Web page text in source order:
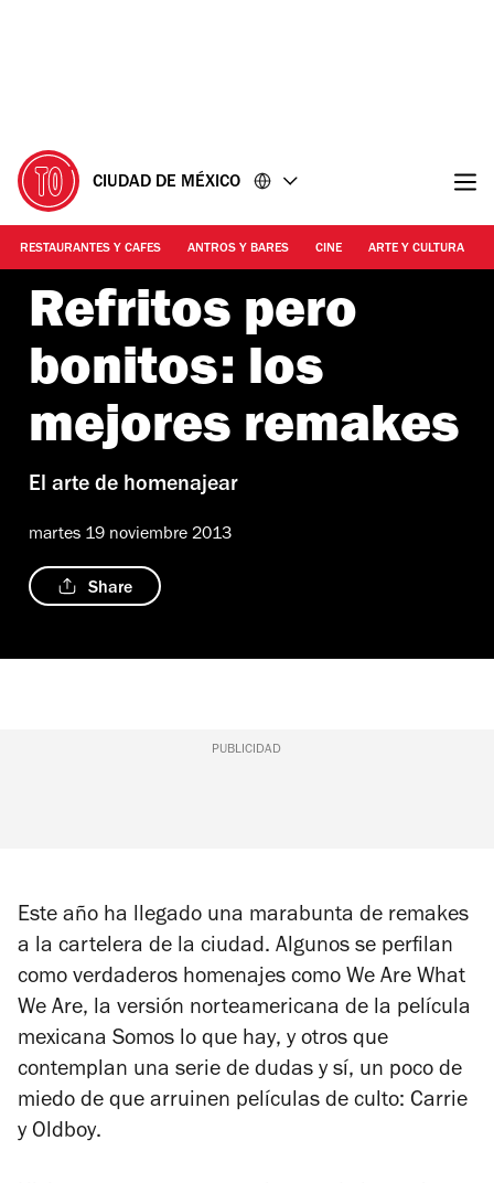
CIUDAD DE MÉXICO
RESTAURANTES Y CAFES ANTROS Y BARES CINE ARTE Y CULTURA
Refritos pero
bonitos: los
mejores remakes
El arte de homenajear
martes 19 noviembre 2013
Share
PUBLICIDAD
Este año ha llegado una marabunta de remakes
a la cartelera de la ciudad. Algunos se perfilan
como verdaderos homenajes como We Are What
We Are, la versión norteamericana de la película
mexicana Somos lo que hay, y otros que
contemplan una serie de dudas y sí, un poco de
miedo de que arruinen películas de culto: Carrie
y Oldboy.